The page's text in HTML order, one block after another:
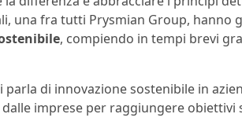
una fra tutti Prysmian Group, hanno
, compiendo in tempi brevi
di innovazione sostenibile in
imprese per raggiungere obiettivi